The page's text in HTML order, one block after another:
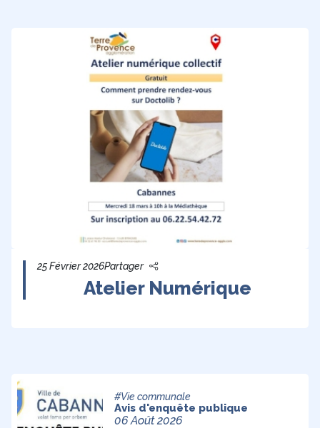
25 Février 2026Partager
Atelier Numérique
#Vie communale
Avis d'enquête publique
06 Août 2026